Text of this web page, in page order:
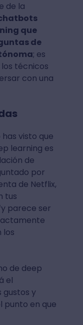
de la
que
de
; es
técnicos
con una
visto que
learning es
de
por
de Netflix,
tus
parece ser
los
de deep
el
gustos y
punto en que